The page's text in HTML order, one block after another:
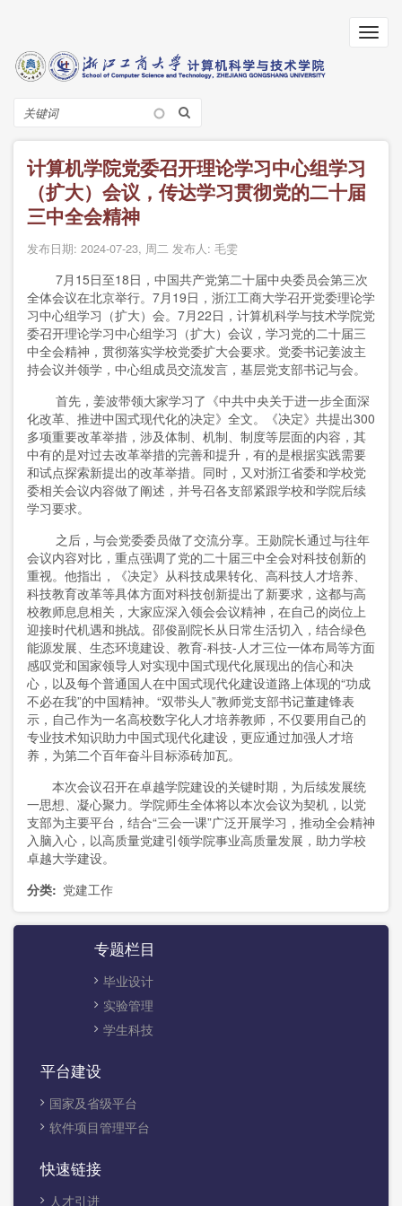
搜
索
计算机学院党委召开理论学习中心组学习
（扩大）会议，传达学习贯彻党的二十届
三中全会精神
发布日期: 2024-07-23, 周二 发布人: 毛雯
7月15日至18日，中国共产党第二十届中央委员会第三次
全体会议在北京举行。7月19日，浙江工商大学召开党委理论学
习中心组学习（扩大）会。7月22日，计算机科学与技术学院党
委召开理论学习中心组学习（扩大）会议，学习党的二十届三
中全会精神，贯彻落实学校党委扩大会要求。党委书记姜波主
持会议并领学，中心组成员交流发言，基层党支部书记与会。
首先，姜波带领大家学习了《中共中央关于进一步全面深
化改革、推进中国式现代化的决定》全文。《决定》共提出300
多项重要改革举措，涉及体制、机制、制度等层面的内容，其
中有的是对过去改革举措的完善和提升，有的是根据实践需要
和试点探索新提出的改革举措。同时，又对浙江省委和学校党
委相关会议内容做了阐述，并号召各支部紧跟学校和学院后续
学习要求。
之后，与会党委委员做了交流分享。王勋院长通过与往年
会议内容对比，重点强调了党的二十届三中全会对科技创新的
重视。他指出，《决定》从科技成果转化、高科技人才培养、
科技教育改革等具体方面对科技创新提出了新要求，这都与高
校教师息息相关，大家应深入领会会议精神，在自己的岗位上
迎接时代机遇和挑战。邵俊副院长从日常生活切入，结合绿色
能源发展、生态环境建设、教育-科技-人才三位一体布局等方面
感叹党和国家领导人对实现中国式现代化展现出的信心和决
心，以及每个普通国人在中国式现代化建设道路上体现的“功成
不必在我”的中国精神。“双带头人”教师党支部书记董建锋表
示，自己作为一名高校数字化人才培养教师，不仅要用自己的
专业技术知识助力中国式现代化建设，更应通过加强人才培
养，为第二个百年奋斗目标添砖加瓦。
本次会议召开在卓越学院建设的关键时期，为后续发展统
一思想、凝心聚力。学院师生全体将以本次会议为契机，以党
支部为主要平台，结合“三会一课”广泛开展学习，推动全会精神
入脑入心，以高质量党建引领学院事业高质量发展，助力学校
卓越大学建设。
分类
党建工作
专题栏目
毕业设计
实验管理
学生科技
平台建设
国家及省级平台
软件项目管理平台
快速链接
人才引进